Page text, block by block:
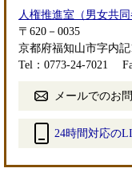
人権推進室（男女共同
〒620－0035
京都府福知山市字内記
Tel：0773-24-7021
メールでのお
24時間対応の